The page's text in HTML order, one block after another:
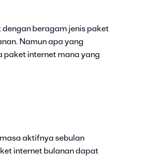
beragam jenis paket
Namun apa yang
paket internet mana yang
aktifnya sebulan
internet bulanan dapat